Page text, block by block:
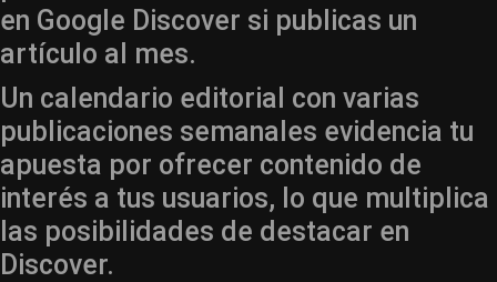
en Google Discover si publicas un
artículo al mes.
Un calendario editorial con varias
publicaciones semanales evidencia tu
apuesta por ofrecer contenido de
interés a tus usuarios, lo que multiplica
las posibilidades de destacar en
Discover.